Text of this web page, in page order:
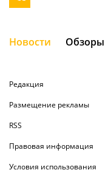
Новости Обзоры
Редакция
Размещение рекламы
RSS
Правовая информация
Условия использования